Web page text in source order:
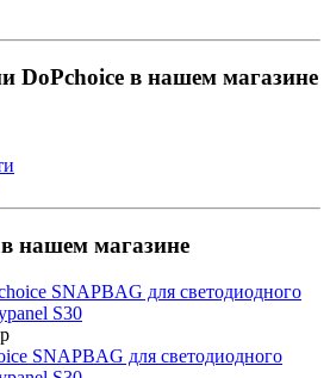
DoPchoice в нашем магазине
нашем магазине
SNAPBAG для светодиодного